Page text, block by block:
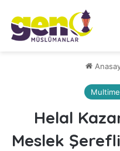
Helal
Meslek